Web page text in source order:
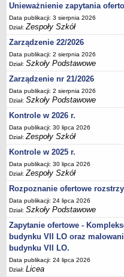
Sprawozdania
Deklaracja dostępności
PORADNIE PSYCHOLOGICZNO-
Zespół Poradni
BIURO FINANSÓW OŚWIATY
Dane podstawowe
Statut
Majątek
Godziny dyżurów
Ogłoszenia
Zarządzenia
Rejestry, ewidencje, archiwa
Kontrole
PONOWNE
Sprawozdania
Deklaracja dostępności
DEKLARACJA DOSTĘPNOŚCI
OŚWIADCZENIA MAJĄTKOWE
PONOWNE WYKORZYSTYWANIE
Unieważnienie zapytania
Data publikacji: 3 sierpnia 2026
Dział:Zespoły Szkół
Zarządzenie 22/2026
Data publikacji: 2 sierpnia 2026
Dział:Szkoły Podstawowe
Zarządzenie nr 21/2026
Data publikacji: 2 sierpnia 2026
Dział:Szkoły Podstawowe
Kontrole w 2026 r.
Data publikacji: 30 lipca 2026
Dział:Zespoły Szkół
Kontrole w 2025 r.
Data publikacji: 30 lipca 2026
Dział:Zespoły Szkół
Rozpoznanie ofertowe
Data publikacji: 24 lipca 2026
Dział:Szkoły Podstawowe
Zapytanie ofertowe -
budynku VII LO oraz
budynku VII LO.
Data publikacji: 24 lipca 2026
Dział:Licea